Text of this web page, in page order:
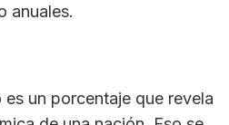
anuales.
un porcentaje que revela